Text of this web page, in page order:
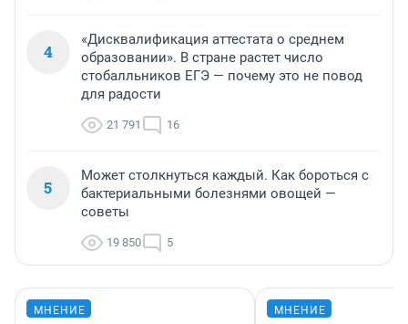
4
«Дисквалификация аттестата о среднем
образовании». В стране растет число
стобалльников ЕГЭ — почему это не повод
для радости
21 791 16
5
Может столкнуться каждый. Как бороться с
бактериальными болезнями овощей —
советы
19 850 5
МНЕНИЕ МНЕНИЕ